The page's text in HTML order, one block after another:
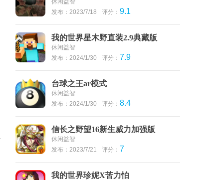
休闲益智
发布：2023/7/18
评分： 9.1
我的世界星木野直装2.9典藏版
休闲益智
发布：2024/1/30
评分： 7.9
台球之王ar模式
休闲益智
发布：2024/1/30
评分： 8.4
信长之野望16新生威力加强版
休闲益智
发布：2023/7/21
评分： 7
我的世界珍妮X苦力怕